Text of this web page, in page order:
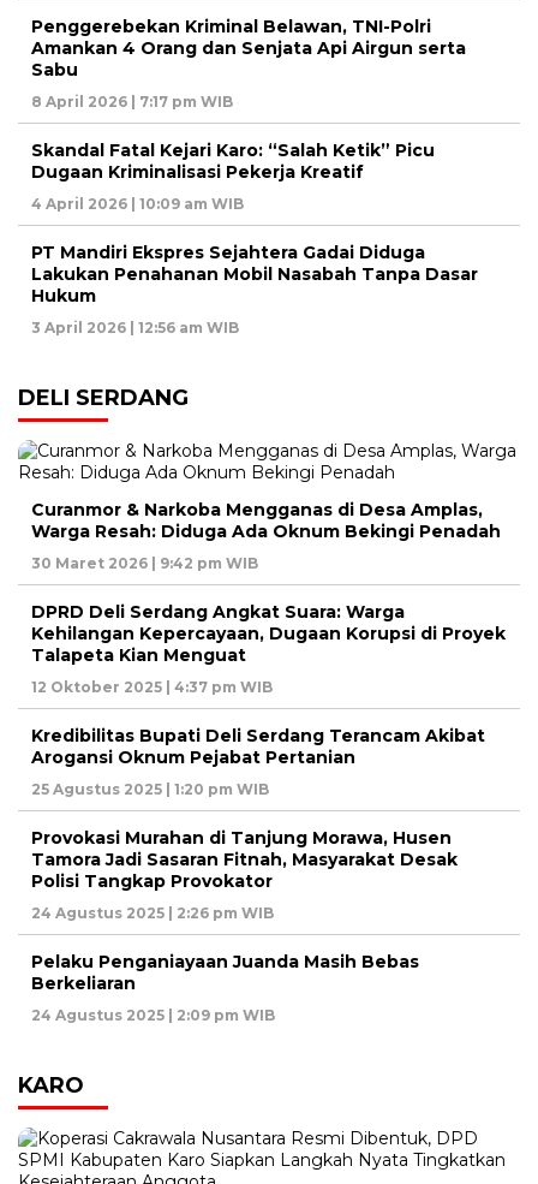
Penggerebekan Kriminal Belawan, TNI-Polri
Amankan 4 Orang dan Senjata Api Airgun serta
Sabu
8 April 2026 | 7:17 pm WIB
Skandal Fatal Kejari Karo: “Salah Ketik” Picu
Dugaan Kriminalisasi Pekerja Kreatif
4 April 2026 | 10:09 am WIB
PT Mandiri Ekspres Sejahtera Gadai Diduga
Lakukan Penahanan Mobil Nasabah Tanpa Dasar
Hukum
3 April 2026 | 12:56 am WIB
DELI SERDANG
Curanmor & Narkoba Mengganas di Desa Amplas,
Warga Resah: Diduga Ada Oknum Bekingi Penadah
30 Maret 2026 | 9:42 pm WIB
DPRD Deli Serdang Angkat Suara: Warga
Kehilangan Kepercayaan, Dugaan Korupsi di Proyek
Talapeta Kian Menguat
12 Oktober 2025 | 4:37 pm WIB
Kredibilitas Bupati Deli Serdang Terancam Akibat
Arogansi Oknum Pejabat Pertanian
25 Agustus 2025 | 1:20 pm WIB
Provokasi Murahan di Tanjung Morawa, Husen
Tamora Jadi Sasaran Fitnah, Masyarakat Desak
Polisi Tangkap Provokator
24 Agustus 2025 | 2:26 pm WIB
Pelaku Penganiayaan Juanda Masih Bebas
Berkeliaran
24 Agustus 2025 | 2:09 pm WIB
KARO